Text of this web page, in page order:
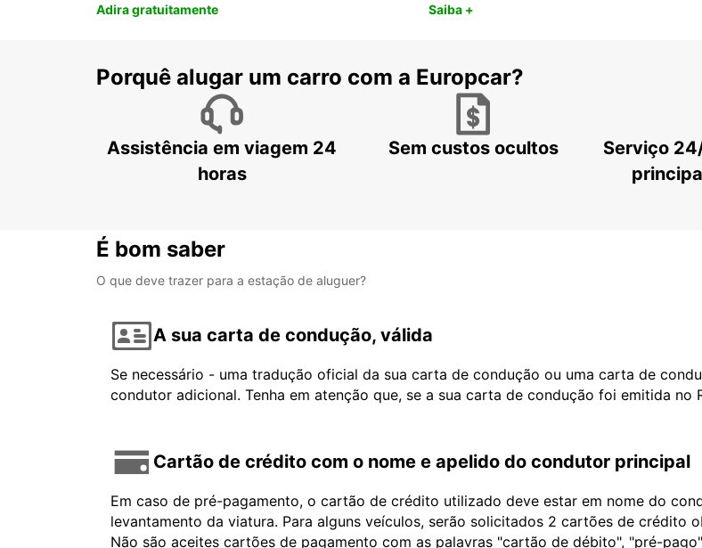
Adira gratuitamente Saiba +
Porquê alugar um carro com a Europcar?
Assistência em viagem 24
horas
Sem custos ocultos
Serviço
É bom saber
O que deve trazer para a estação de aluguer?
A sua carta de condução, válida
Se necessário - uma tradução oficial da sua carta de condução ou uma carta de
condutor adicional. Tenha em atenção que, se a sua carta de condução foi emitida no
Cartão de crédito com o nome e apelido do condutor principal
Em caso de pré-pagamento, o cartão de crédito utilizado deve estar em nome do
levantamento da viatura. Para alguns veículos, serão solicitados 2 cartões de crédito
Não são aceites cartões de pagamento com as palavras "cartão de débito", "pré-